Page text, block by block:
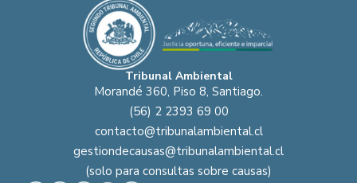
Tribunal Ambiental
Morandé 360, Piso 8, Santiago.
(56) 2 2393 69 00
contacto@tribunalambiental.cl
gestiondecausas@tribunalambiental.cl
(solo para consultas sobre causas)